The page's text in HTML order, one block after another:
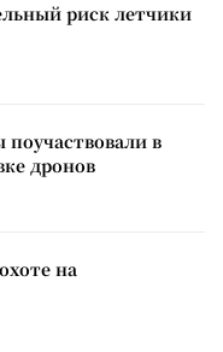
риск летчики
поучаствовали в
дронов
на